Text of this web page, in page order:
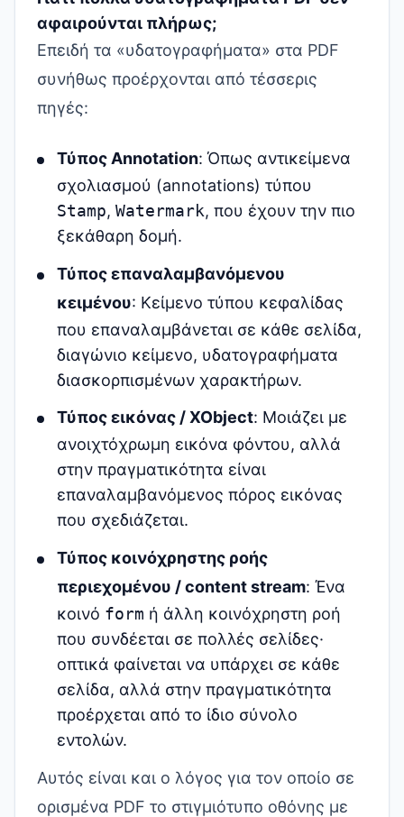
αφαιρούνται πλήρως;
Επειδή τα «υδατογραφήματα» στα PDF
συνήθως προέρχονται από τέσσερις
πηγές:
Τύπος Annotation: Όπως αντικείμενα
σχολιασμού (annotations) τύπου
Stamp, Watermark, που έχουν την πιο
ξεκάθαρη δομή.
Τύπος επαναλαμβανόμενου
κειμένου: Κείμενο τύπου κεφαλίδας
που επαναλαμβάνεται σε κάθε σελίδα,
διαγώνιο κείμενο, υδατογραφήματα
διασκορπισμένων χαρακτήρων.
Τύπος εικόνας / XObject: Μοιάζει με
ανοιχτόχρωμη εικόνα φόντου, αλλά
στην πραγματικότητα είναι
επαναλαμβανόμενος πόρος εικόνας
που σχεδιάζεται.
Τύπος κοινόχρηστης ροής
περιεχομένου / content stream: Ένα
κοινό form ή άλλη κοινόχρηστη ροή
που συνδέεται σε πολλές σελίδες·
οπτικά φαίνεται να υπάρχει σε κάθε
σελίδα, αλλά στην πραγματικότητα
προέρχεται από το ίδιο σύνολο
εντολών.
Αυτός είναι και ο λόγος για τον οποίο σε
ορισμένα PDF το στιγμιότυπο οθόνης με